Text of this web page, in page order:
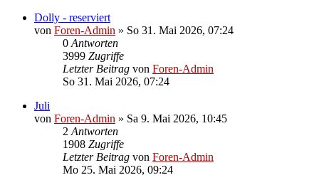
Dolly - reserviert
von Foren-Admin » So 31. Mai 2026, 07:24
0 Antworten
3999 Zugriffe
Letzter Beitrag von Foren-Admin
So 31. Mai 2026, 07:24
Juli
von Foren-Admin » Sa 9. Mai 2026, 10:45
2 Antworten
1908 Zugriffe
Letzter Beitrag von Foren-Admin
Mo 25. Mai 2026, 09:24